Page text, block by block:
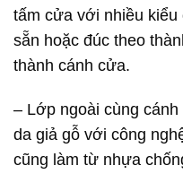
tấm cửa với nhiều kiểu
sẵn hoặc đúc theo
thành cánh cửa.
– Lớp ngoài cùng
da giả gỗ với công
cũng làm từ nhựa